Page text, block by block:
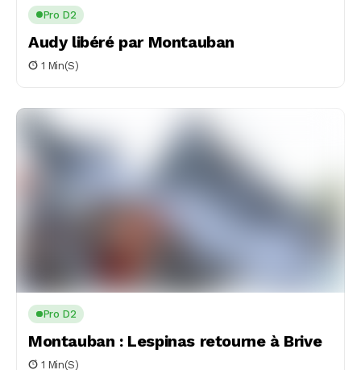
Pro D2
Audy libéré par Montauban
1 Min(s)
Pro D2
Montauban : Lespinas retourne à Brive
1 Min(s)